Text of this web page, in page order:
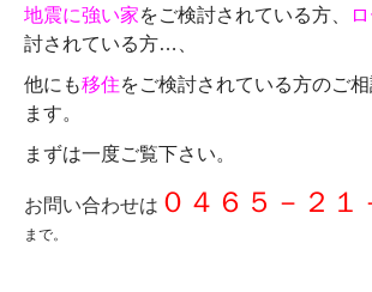
地震に強い家をご検討されている方、
討されている方…、
他にも移住をご検討されている方のご
ます。
まずは一度ご覧下さい。
お問い合わせは ０４６５－２１
まで。